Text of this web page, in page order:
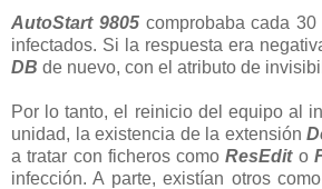
AutoStart 9805comprobaba cada 30
infectados. Si la respuesta era
DB de nuevo, con el atributo de
Por lo tanto, el reinicio del equipo al
unidad, la existencia de la extensión
a tratar con ficheros comoResEdito
infección. A parte, existían otros